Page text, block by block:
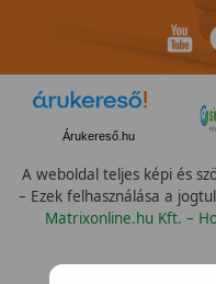
Árukereső.hu
A weboldal teljes képi és
– Ezek felhasználása a
Matrixonline.hu Kft. –